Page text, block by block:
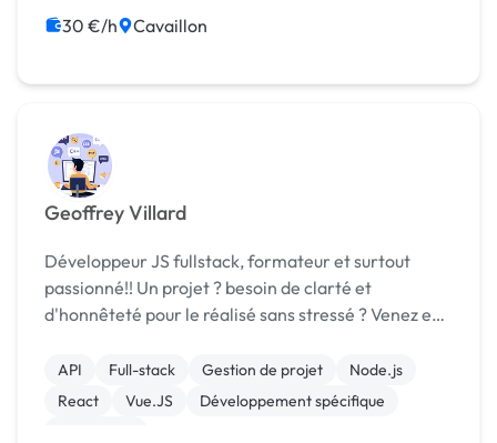
30 €/h Cavaillon
Geoffrey Villard
Développeur JS fullstack, formateur et surtout
passionné!! Un projet ? besoin de clarté et
d'honnêteté pour le réalisé sans stressé ? Venez en
N'ayez crainte je ne mords que les souris
(d'ordinat...
API Full-stack Gestion de projet
Node.js
React
Vue.JS
Développement spécifique